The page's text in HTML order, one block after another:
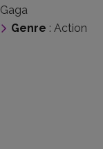
Gaga
Genre : Action